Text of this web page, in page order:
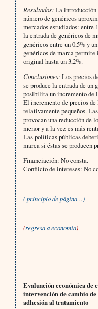
Resultados:La introducción
número de genéricos
mercados estudiados: entre
la entrada de genéricos de
genéricos entre un 0,5% y
genéricos de marca
original hasta un 3,2%.
Conclusiones:Los precios
se produce la entrada de un
posibilita un incremento de
El incremento de precios de
relativamente pequeños.
provocan una reducción de
menor y a la vez es más
Las políticas públicas
marca si éstas se producen
Financiación: No consta.
Conflicto de intereses: No
( principio de página…)
(regresa a economía)
Evaluación económica de
intervención de cambio
adhesión al tratamiento